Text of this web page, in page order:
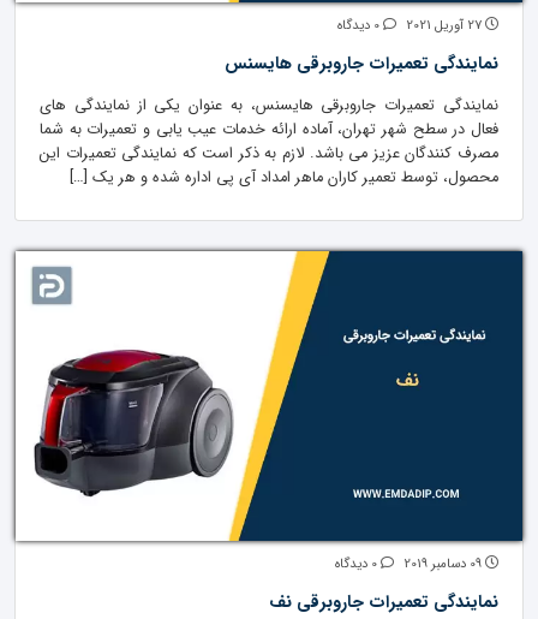
نمایندگی تعمیرات جاروبرقی هایسنس
نمایندگی تعمیرات جاروبرقی هایسنس، به عنوان یکی از نمایندگی های
فعال در سطح شهر تهران، آماده ارائه خدمات عیب یابی و تعمیرات به شما
مصرف کنندگان عزیز می باشد. لازم به ذکر است که نمایندگی تعمیرات این
محصول، توسط تعمیر کاران ماهر امداد آی پی اداره شده و هر یک […]
نمایندگی تعمیرات جاروبرقی نف